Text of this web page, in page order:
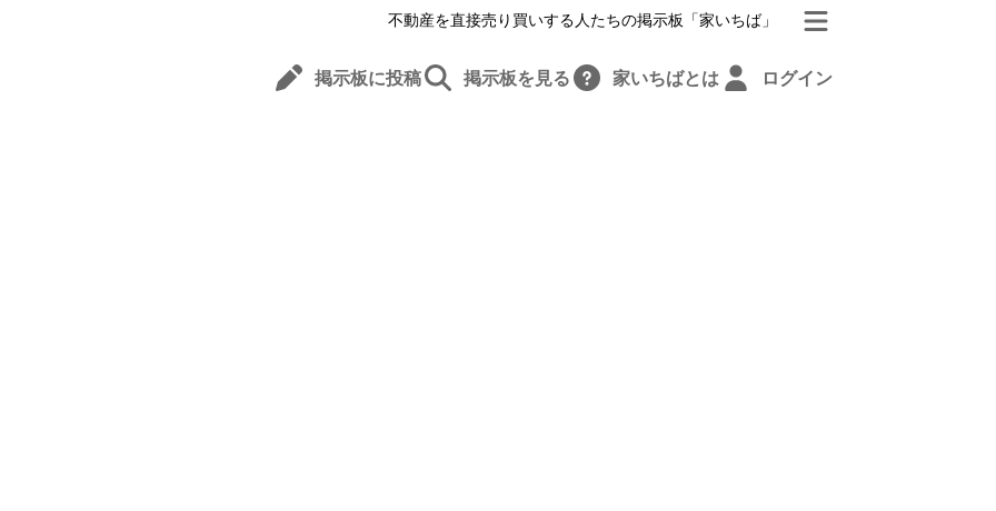
不動産を直接売り買いする人たちの掲示板「家いちば」
掲示板に投稿 掲示板を見る 家いちばとは ログイン